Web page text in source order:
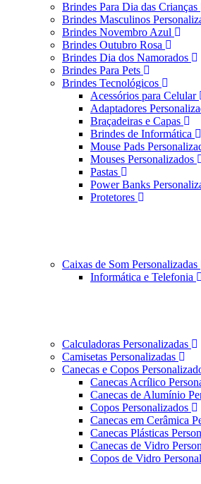
Brindes Para Dia das Crianças
Brindes Masculinos
Brindes Novembro Azul
Brindes Outubro Rosa
Brindes Dia dos Namorados
Brindes Para Pets
Brindes Tecnológicos
Acessórios para Celular
Adaptadores
Braçadeiras e Capas
Brindes de Informática
Mouse Pads
Mouses Personalizados
Pastas
Power Banks
Protetores
Caixas de Som Personalizadas
Informática e Telefonia
Calculadoras Personalizadas
Camisetas Personalizadas
Canecas e Copos
Canecas Acrílico
Canecas de Alumínio
Copos Personalizados
Canecas em Cerâmica
Canecas Plásticas
Canecas de Vidro
Copos de Vidro